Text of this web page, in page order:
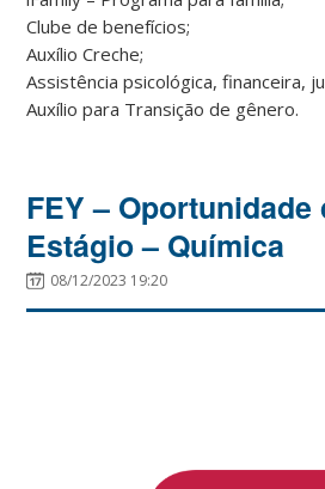
Clube de benefícios;
Auxílio Creche;
Assistência psicológica, financeira,
Auxílio para Transição de gênero.
FEY – Oportunidade
Estágio – Química
08/12/2023 19:20